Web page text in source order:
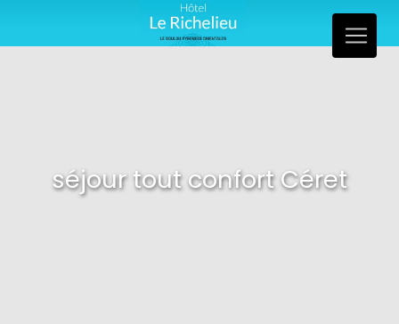
séjour tout confort Céret
Panneau de gestion des cookies